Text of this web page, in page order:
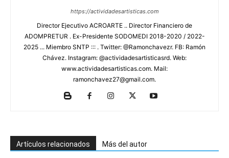
https://actividadesartisticas.com
Director Ejecutivo ACROARTE .. Director Financiero de
ADOMPRETUR . Ex-Presidente SODOMEDI 2018-2020 / 2022-
2025 ... Miembro SNTP ::: . Twitter: @Ramonchavezr. FB: Ramón
Chávez. Instagram: @actividadesartisticasrd. Web:
www.actividadesartisticas.com. Mail:
ramonchavez27@gmail.com.
Artículos relacionados Más del autor